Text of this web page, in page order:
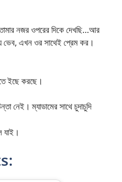
নজর ওপরের দিকে দেখছি…আর
এখন ওর সাথেই প্রেম কর।
ইছে করছে।
নেই। ম্যাডামের সাথে চুদাচুদি
যাই।